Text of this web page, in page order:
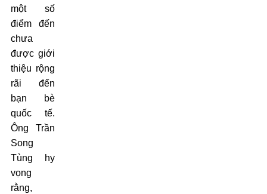
một số
điểm đến
chưa
được giới
thiệu rộng
rãi đến
bạn bè
quốc tế.
Ông Trần
Song
Tùng hy
vọng
rằng,